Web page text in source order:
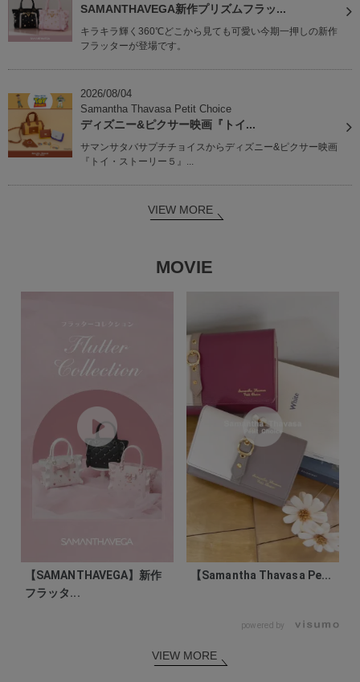
SAMANTHAVEGA新作プリズムフラッ...
キラキラ輝く360℃どこから見ても可愛い今期一押しの新作
フラッターが登場です。
2026/08/04
Samantha Thavasa Petit Choice
ディズニー&ピクサー映画『トイ...
サマンサタバサプチチョイスからディズニー&ピクサー映画
『トイ・ストーリー５』...
VIEW MORE
MOVIE
【SAMANTHAVEGA】新作
フラッタ...
【Samantha Thavasa Pe...
powered by
VIEW MORE